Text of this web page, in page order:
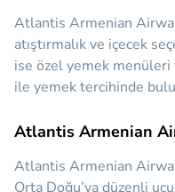
Atlantis Armenian
atıştırmalık ve içecek
ise özel yemek
ile yemek tercihinde
Atlantis Armenian
Atlantis Armenian
Orta Doğu’ya düzenli